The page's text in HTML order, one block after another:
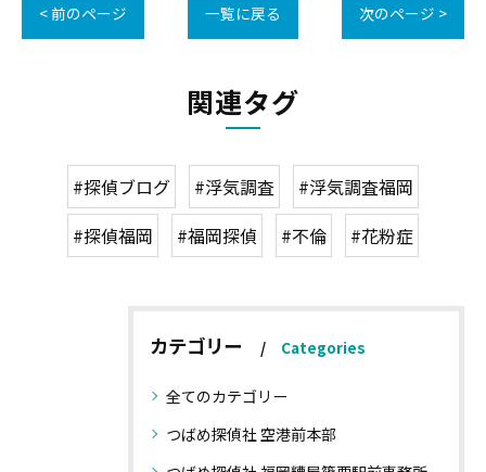
< 前のページ 一覧に戻る 次のページ >
関連タグ
#探偵ブログ #浮気調査
#浮気調査福岡
#探偵福岡
#福岡探偵 #不倫 #花粉症
カテゴリー Categories
全てのカテゴリー
つばめ探偵社 空港前本部